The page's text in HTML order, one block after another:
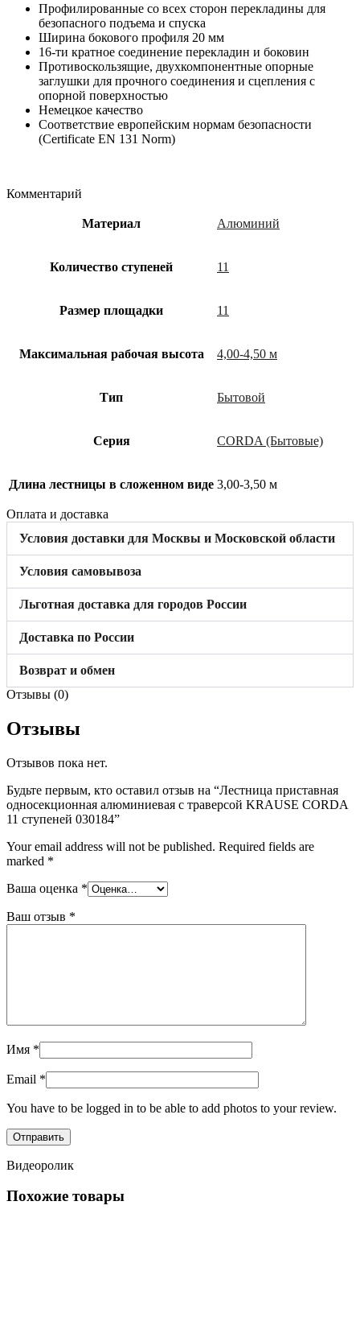
Профилированные со всех сторон перекладины для
безопасного подъема и спуска
Ширина бокового профиля 20 мм
16-ти кратное соединение перекладин и боковин
Противоскользящие, двухкомпонентные опорные
заглушки для прочного соединения и сцепления с
опорной поверхностью
Немецкое качество
Соответствие европейским нормам безопасности
(Certificate EN 131 Norm)
Комментарий
Материал Алюминий
Количество ступеней 11
Размер площадки 11
Максимальная рабочая высота 4,00-4,50 м
Тип Бытовой
Cерия CORDA (Бытовые)
Длина лестницы в сложенном виде 3,00-3,50 м
Оплата и доставка
Условия доставки для Москвы и Московской области
Условия самовывоза
Льготная доставка для городов России
Доставка по России
Возврат и обмен
Отзывы (0)
Отзывы
Отзывов пока нет.
Будьте первым, кто оставил отзыв на “Лестница приставная
односекционная алюминиевая с траверсой KRAUSE CORDA
11 ступеней 030184”
Your email address will not be published. Required fields are
marked *
Ваша оценка *
Ваш отзыв *
Имя *
Email *
You have to be logged in to be able to add photos to your review.
Видеоролик
Похожие товары